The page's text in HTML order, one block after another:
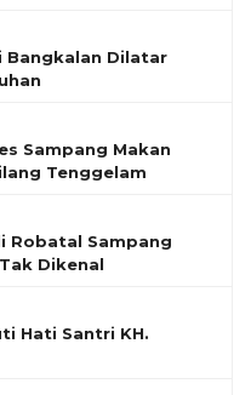
Bangkalan Dilatar
Sampang Makan
Tenggelam
Robatal Sampang
Dikenal
Hati Santri KH.